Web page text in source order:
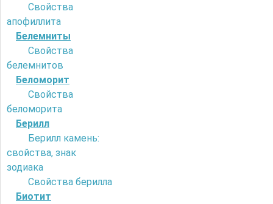
Свойства
апофиллита
Белемниты
Свойства
белемнитов
Беломорит
Свойства
беломорита
Берилл
Берилл камень:
свойства, знак
зодиака
Свойства берилла
Биотит